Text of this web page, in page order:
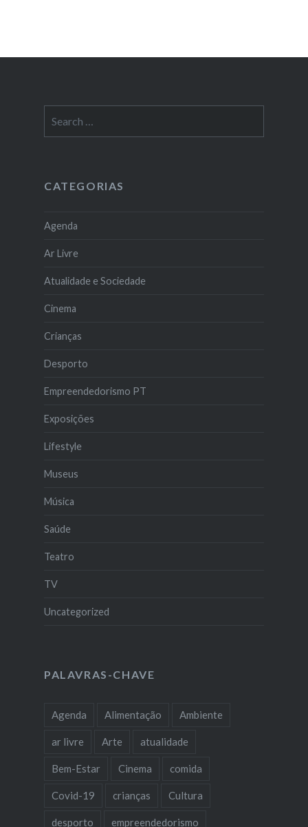
for:
CATEGORIAS
Agenda
Ar Livre
Atualidade e Sociedade
Cinema
Crianças
Desporto
Empreendedorismo PT
Exposições
Lifestyle
Museus
Música
Saúde
Teatro
TV
Uncategorized
PALAVRAS-CHAVE
Agenda Alimentação Ambiente
ar livre Arte atualidade
Bem-Estar Cinema comida
Covid-19 crianças Cultura
desporto empreendedorismo